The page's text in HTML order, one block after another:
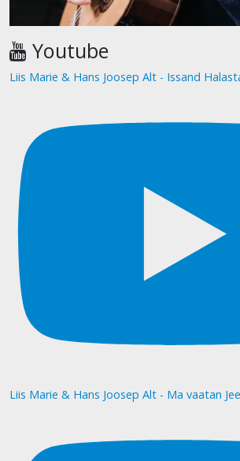
Youtube
Liis Marie & Hans Joosep Alt - Issand
Liis Marie & Hans Joosep Alt - Ma vaatan